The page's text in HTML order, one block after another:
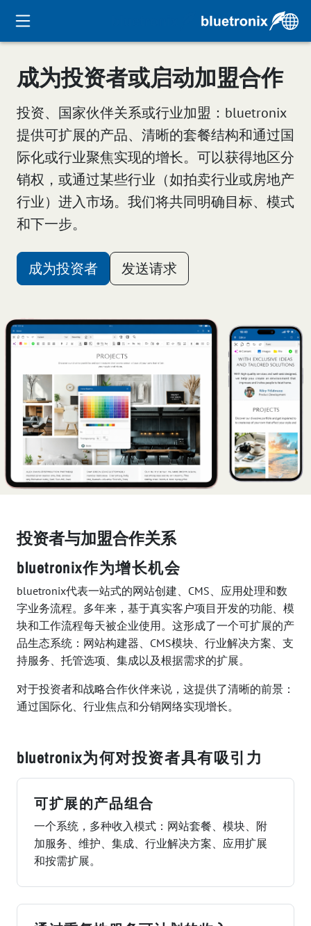
成为投资者或启动加盟合作
投资、国家伙伴关系或行业加盟：bluetronix
提供可扩展的产品、清晰的套餐结构和通过国
际化或行业聚焦实现的增长。可以获得地区分
销权，或通过某些行业（如拍卖行业或房地产
行业）进入市场。我们将共同明确目标、模式
和下一步。
成为投资者 发送请求
投资者与加盟合作关系
bluetronix作为增长机会
bluetronix代表一站式的网站创建、CMS、应用处理和数
字业务流程。多年来，基于真实客户项目开发的功能、模
块和工作流程每天被企业使用。这形成了一个可扩展的产
品生态系统：网站构建器、CMS模块、行业解决方案、支
持服务、托管选项、集成以及根据需求的扩展。
对于投资者和战略合作伙伴来说，这提供了清晰的前景：
通过国际化、行业焦点和分销网络实现增长。
bluetronix为何对投资者具有吸引力
可扩展的产品组合
一个系统，多种收入模式：网站套餐、模块、附
加服务、维护、集成、行业解决方案、应用扩展
和按需扩展。